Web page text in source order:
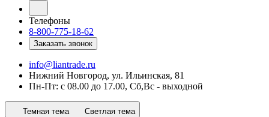
Телефоны
8-800-775-18-62
Заказать звонок
info@liantrade.ru
Нижний Новгород, ул. Ильинская, 81
Пн-Пт: c 08.00 до 17.00, Cб,Вс - выходной
Темная тема Светлая тема